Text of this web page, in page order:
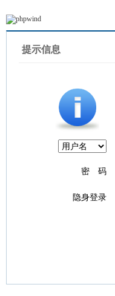
提示信息
密 码
隐身登录